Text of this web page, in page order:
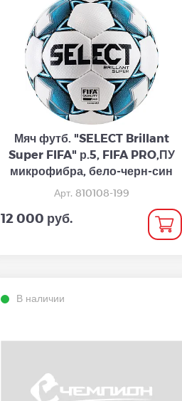
Мяч футб. "SELECT Brillant
Super FIFA" р.5, FIFA PRO,ПУ
микрофибра, бело-черн-син
Арт. 810108-199
12 000 руб.
В наличии